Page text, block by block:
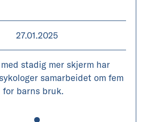
27.01.2025
stadig mer skjerm har
samarbeidet om fem
barns bruk.